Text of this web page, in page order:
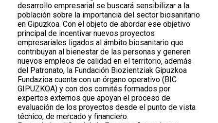
desarrollo empresarial se buscará sensibilizar a la
población sobre la importancia del sector biosanitario
en Gipuzkoa. Con el objeto de abordar ese objetivo
principal de incentivar nuevos proyectos
empresariales ligados al ámbito biosanitario que
contribuyan al bienestar de las personas y generen
nuevos empleos de calidad en el territorio, además
del Patronato, la Fundación Biozientziak Gipuzkoa
Fundazioa cuenta con un órgano operativo (BIC
GIPUZKOA) y con dos comités formados por
expertos externos que apoyan el proceso de
evaluación de los proyectos desde el punto de vista
técnico, de mercado y financiero.